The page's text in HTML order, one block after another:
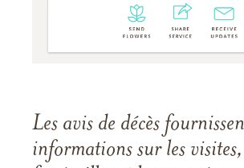
Les avis de décès
informations sur les